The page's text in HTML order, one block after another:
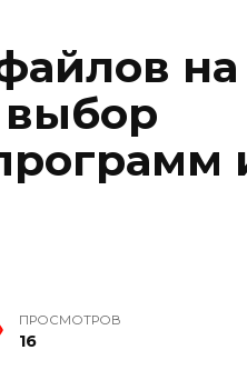
на
ПРОСМОТРОВ
16